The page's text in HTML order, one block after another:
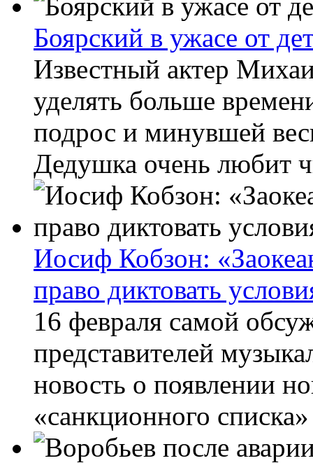
Боярский в ужасе от
Известный актер
уделять больше
подрос и минувшей
Дедушка очень любит
Иосиф Кобзон:
право диктовать
16 февраля самой
представителей
новость о появлении
«санкционного